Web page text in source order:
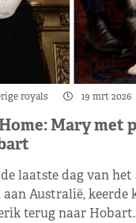
royals 19 mrt 2026
Mary met
laatste dag van het
aan Australië,
terug naar